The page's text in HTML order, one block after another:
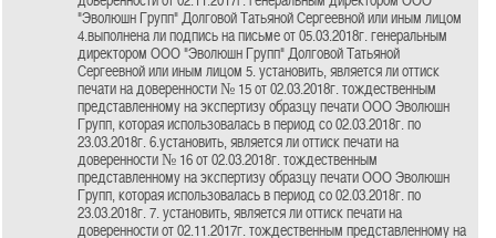
"Эволюшн Групп" Долговой Татьяной Сергеевной или иным лицом
4.выполнена ли подпись на письме от 05.03.2018г. генеральным
директором ООО "Эволюшн Групп" Долговой Татьяной
Сергеевной или иным лицом 5. установить, является ли оттиск
печати на доверенности № 15 от 02.03.2018г. тождественным
представленному на экспертизу образцу печати ООО Эволюшн
Групп, которая использовалась в период со 02.03.2018г. по
23.03.2018г. 6.установить, является ли оттиск печати на
доверенности № 16 от 02.03.2018г. тождественным
представленному на экспертизу образцу печати ООО Эволюшн
Групп, которая использовалась в период со 02.03.2018г. по
23.03.2018г. 7. установить, является ли оттиск печати на
доверенности от 02.11.2017г. тождественным представленному на